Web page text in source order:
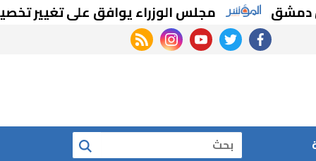
مجلس الوزراء يوافق على تغيير تخصيص قطع
facebook
twitter
youtube
instagram
rss feed
بحث